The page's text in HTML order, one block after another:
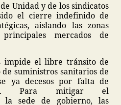
Unidad y de los sindicatos
el cierre indefinido de
aislando las zonas
mercados de
impide el libre tránsito de
suministros sanitarios de
ya decesos por falta de
Para mitigar el
la sede de gobierno, las